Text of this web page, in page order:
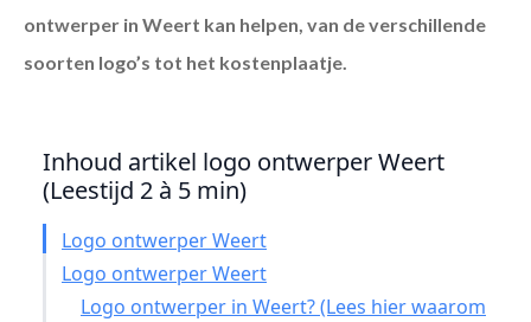
ontwerper in Weert kan helpen, van de verschillende
soorten logo’s tot het kostenplaatje.
Inhoud artikel logo ontwerper Weert
(Leestijd 2 à 5 min)
Logo ontwerper Weert
Logo ontwerper Weert
Logo ontwerper in Weert? (Lees hier waarom